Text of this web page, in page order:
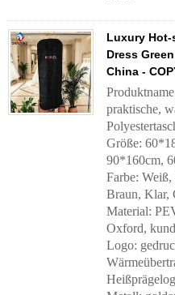
Luxury
Dress
China -
praktische,
Größe:
90*160cm,
Farbe:
Braun, Klar,
Material:
Oxford,
Logo: